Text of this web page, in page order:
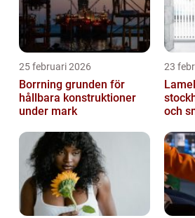
25 februari 2026
Borrning grunden för
hållbara konstruktioner
under mark
23
stockholm
och